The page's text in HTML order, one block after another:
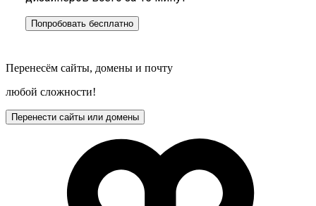
Попробовать бесплатно
Перенесём сайты, домены и почту
любой сложности!
Перенести сайты или домены